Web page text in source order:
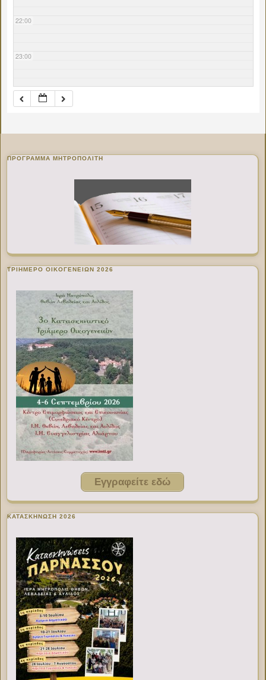
22:00
23:00
ΠΡΌΓΡΑΜΜΑ ΜΗΤΡΟΠΟΛΊΤΗ
ΤΡΙΗΜΕΡΟ ΟΙΚΟΓΕΝΕΙΩΝ 2026
Εγγραφείτε εδώ
ΚΑΤΑΣΚΗΝΩΣΗ 2026